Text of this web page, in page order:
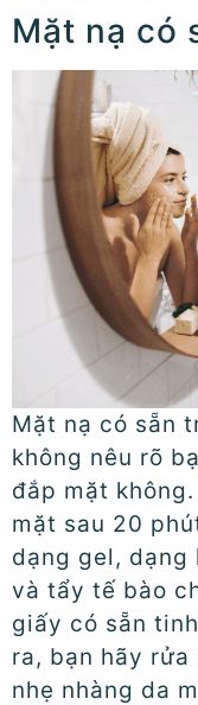
Mặt nạ có
Mặt nạ có sẵn
không nêu rõ
đắp mặt
mặt sau 20
dạng gel, dạng
và tẩy tế bào
giấy có sẵn
ra, bạn hãy
nhẹ nhàng da